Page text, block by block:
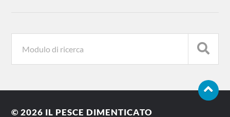
© 2026 IL PESCE DIMENTICATO